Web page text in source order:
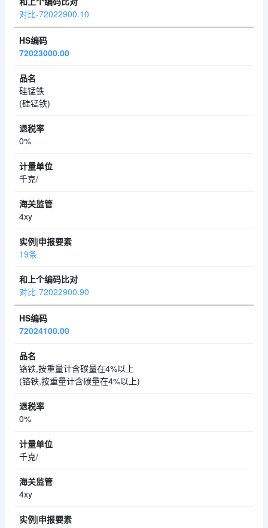
对比-72022900.10
72023000.00
硅锰铁
(硅锰铁)
0%
千克/
4xy
19条
对比-72022900.90
72024100.00
铬铁,按重量计含碳量在4%以上
(铬铁,按重量计含碳量在4%以上)
0%
千克/
4xy